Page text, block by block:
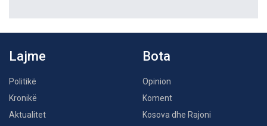
Lajme
Politikë
Kronikë
Aktualitet
Bota
Opinion
Koment
Kosova dhe Rajoni